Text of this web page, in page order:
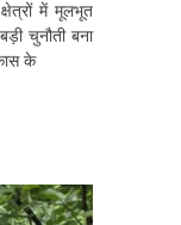
में मूलभूत
चुनौती बना
के